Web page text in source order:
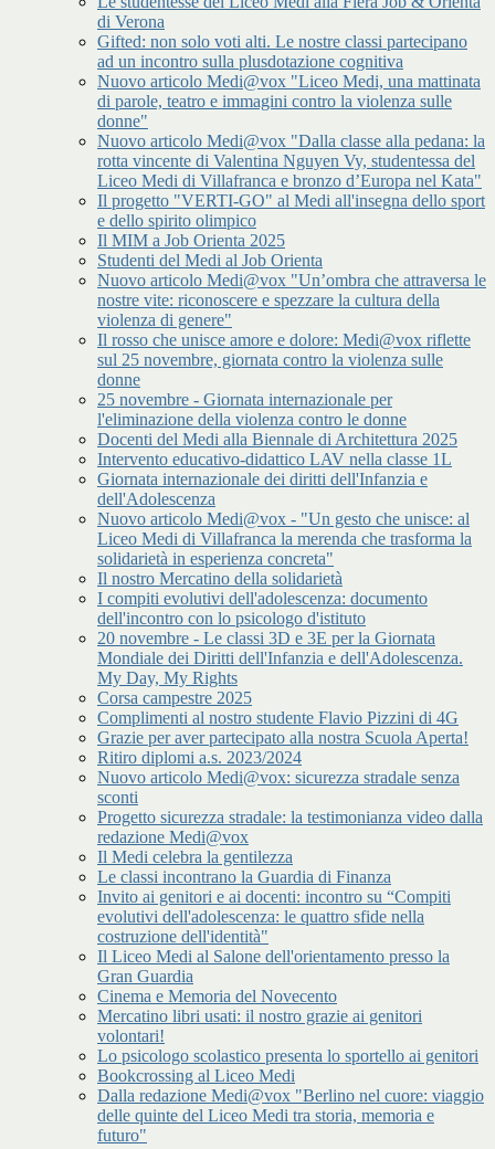
di Verona
Gifted: non solo voti alti. Le nostre classi partecipano
ad un incontro sulla plusdotazione cognitiva
Nuovo articolo Medi@vox "Liceo Medi, una mattinata
di parole, teatro e immagini contro la violenza sulle
donne"
Nuovo articolo Medi@vox "Dalla classe alla pedana: la
rotta vincente di Valentina Nguyen Vy, studentessa del
Liceo Medi di Villafranca e bronzo d’Europa nel Kata"
Il progetto "VERTI-GO" al Medi all'insegna dello sport
e dello spirito olimpico
Il MIM a Job Orienta 2025
Studenti del Medi al Job Orienta
Nuovo articolo Medi@vox "Un’ombra che attraversa le
nostre vite: riconoscere e spezzare la cultura della
violenza di genere"
Il rosso che unisce amore e dolore: Medi@vox riflette
sul 25 novembre, giornata contro la violenza sulle
donne
25 novembre - Giornata internazionale per
l'eliminazione della violenza contro le donne
Docenti del Medi alla Biennale di Architettura 2025
Intervento educativo-didattico LAV nella classe 1L
Giornata internazionale dei diritti dell'Infanzia e
dell'Adolescenza
Nuovo articolo Medi@vox - "Un gesto che unisce: al
Liceo Medi di Villafranca la merenda che trasforma la
solidarietà in esperienza concreta"
Il nostro Mercatino della solidarietà
I compiti evolutivi dell'adolescenza: documento
dell'incontro con lo psicologo d'istituto
20 novembre - Le classi 3D e 3E per la Giornata
Mondiale dei Diritti dell'Infanzia e dell'Adolescenza.
My Day, My Rights
Corsa campestre 2025
Complimenti al nostro studente Flavio Pizzini di 4G
Grazie per aver partecipato alla nostra Scuola Aperta!
Ritiro diplomi a.s. 2023/2024
Nuovo articolo Medi@vox: sicurezza stradale senza
sconti
Progetto sicurezza stradale: la testimonianza video dalla
redazione Medi@vox
Il Medi celebra la gentilezza
Le classi incontrano la Guardia di Finanza
Invito ai genitori e ai docenti: incontro su “Compiti
evolutivi dell'adolescenza: le quattro sfide nella
costruzione dell'identità"
Il Liceo Medi al Salone dell'orientamento presso la
Gran Guardia
Cinema e Memoria del Novecento
Mercatino libri usati: il nostro grazie ai genitori
volontari!
Lo psicologo scolastico presenta lo sportello ai genitori
Bookcrossing al Liceo Medi
Dalla redazione Medi@vox "Berlino nel cuore: viaggio
delle quinte del Liceo Medi tra storia, memoria e
futuro"